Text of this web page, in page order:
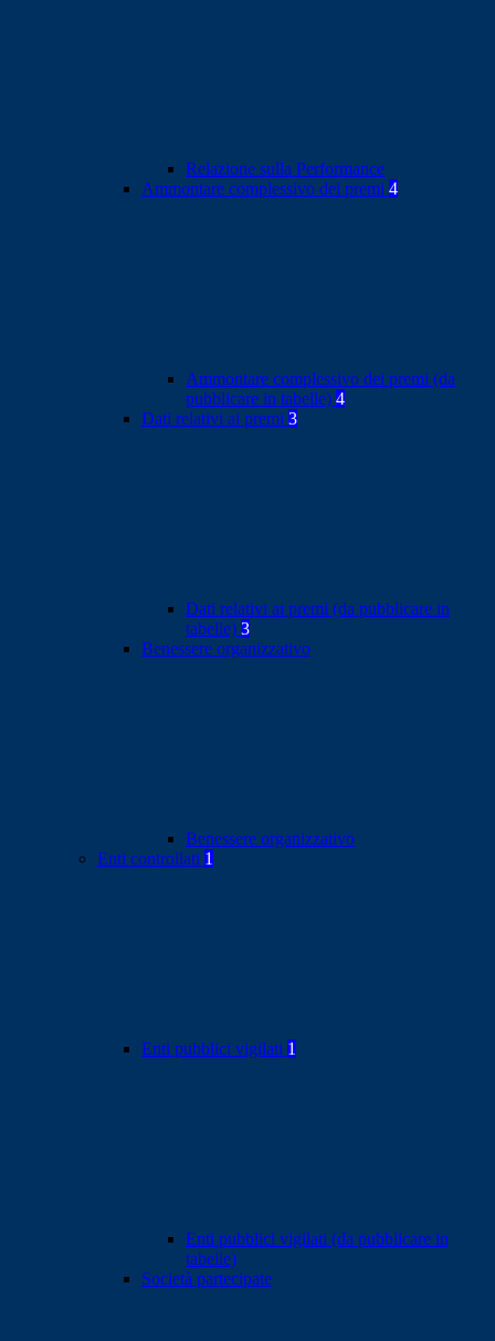
Relazione sulla Performance
Ammontare complessivo dei premi 4
Ammontare complessivo dei premi (da
pubblicare in tabelle) 4
Dati relativi ai premi 3
Dati relativi ai premi (da pubblicare in
tabelle) 3
Benessere organizzativo
Benessere organizzativo
Enti controllati 1
Enti pubblici vigilati 1
Enti pubblici vigilati (da pubblicare in
tabelle)
Società partecipate